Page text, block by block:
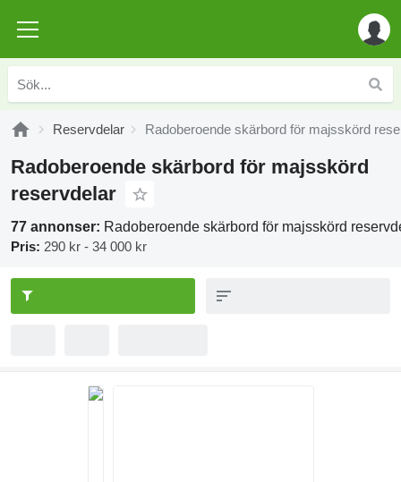
Reservdelar Radoberoende skärbord för majsskörd
Radoberoende skärbord för majsskörd
reservdelar
77 annonser: Radoberoende skärbord för majsskörd
Pris: 290 kr - 34 000 kr